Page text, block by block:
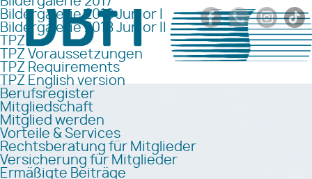
Bildergalerie 2018 Junior I
Bildergalerie 2018 Junior II
TPZ
TPZ Voraussetzungen
TPZ Requirements
TPZ English version
Berufsregister
Mitgliedschaft
Mitglied werden
Vorteile & Services
Rechtsberatung für Mitglieder
Versicherung für Mitglieder
Ermäßigte Beiträge